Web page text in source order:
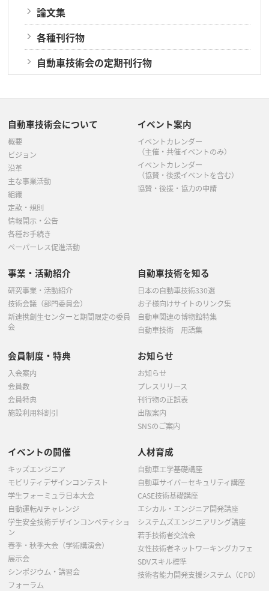
論文集
各種刊行物
自動車技術会の定期刊行物
自動車技術会について
概要
ビジョン
沿革
主な事業活動
組織
定款・規則
情報開示・公告
各種お手続き
ペーパーレス促進活動
イベント案内
イベントカレンダー
（主催・共催イベントのみ）
イベントカレンダー
（協賛・後援イベントを含む）
協賛・後援・協力の申請
事業・活動紹介
研究事業・活動紹介
技術会議（部門委員会）
新連携創生センターと期間限定の委員
会
自動車技術を知る
日本の自動車技術330選
お子様向けサイトのリンク集
自動車関連の博物館特集
自動車技術 用語集
会員制度・特典
入会案内
会員数
会員特典
施設利用料割引
お知らせ
お知らせ
プレスリリース
刊行物の正誤表
出版案内
SNSのご案内
イベントの開催
キッズエンジニア
モビリティデザインコンテスト
学生フォーミュラ日本大会
自動運転AIチャレンジ
学生安全技術デザインコンペティショ
ン
春季・秋季大会（学術講演会）
展示会
シンポジウム・講習会
フォーラム
人材育成
自動車工学基礎講座
自動車サイバーセキュリティ講座
CASE技術基礎講座
エシカル・エンジニア開発講座
システムズエンジニアリング講座
若手技術者交流会
女性技術者ネットワーキングカフェ
SDVスキル標準
技術者能力開発支援システム（CPD）